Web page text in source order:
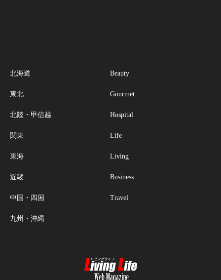
北海道
東北
北陸・甲信越
関東
東海
近畿
中国・四国
九州・沖縄
Beauty
Gourmet
Hospital
Life
Living
Business
Travel